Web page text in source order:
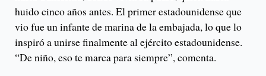
huido cinco años antes. El primer estadounidense que
vio fue un infante de marina de la embajada, lo que lo
inspiró a unirse finalmente al ejército estadounidense.
“De niño, eso te marca para siempre”, comenta.